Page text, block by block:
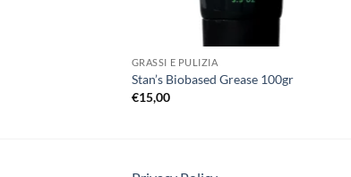
GRASSI E PULIZIA
Stan’s Biobased Grease 100gr
€15,00